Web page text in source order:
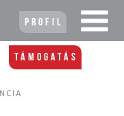
Profil
Támogatás